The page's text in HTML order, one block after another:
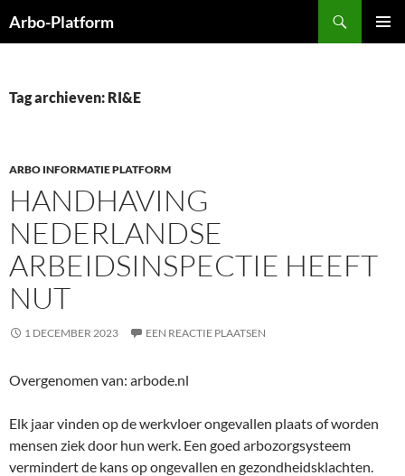
naar
Arbo-Platform
Tag archieven: RI&E
ARBO INFORMATIE PLATFORM
HANDHAVING
NEDERLANDSE
ARBEIDSINSPECTIE HEEFT
NUT
1 DECEMBER 2023 EEN REACTIE PLAATSEN
Overgenomen van: arbode.nl
Elk jaar vinden op de werkvloer ongevallen plaats of worden
mensen ziek door hun werk. Een goed arbozorgsysteem
vermindert de kans op ongevallen en gezondheidsklachten.